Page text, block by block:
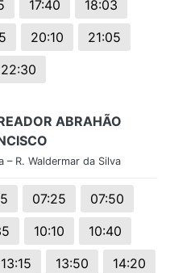
17:40
18:03
20:10
21:05
22:30
ABRAHÃO
– R. Waldermar da Silva
07:25
07:50
10:10
10:40
13:15 13:50
14:20